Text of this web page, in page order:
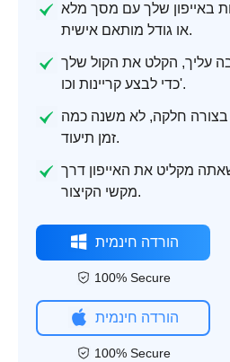
באייפון שלך עם מסך מלא
או גודל מותאם אישית.
עליך, הקלט את הקול שלך
כדי לבצע קריינות וכו'.
בצורה חלקה, לא משנה כמה
זמן תיעוד.
מקליט את האייפון דרך
מקשי הקיצור.
הורדה חינמית
100% Secure
הורדה חינמית
100% Secure